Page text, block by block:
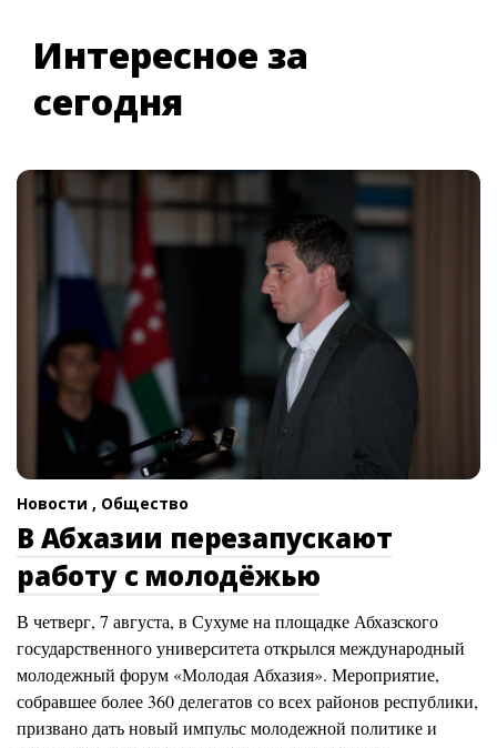
Интересное за
сегодня
Новости , Общество
В Абхазии перезапускают
работу с молодёжью
В четверг, 7 августа, в Сухуме на площадке Абхазского
государственного университета открылся международный
молодежный форум «Молодая Абхазия». Мероприятие,
собравшее более 360 делегатов со всех районов республики,
призвано дать новый импульс молодежной политике и